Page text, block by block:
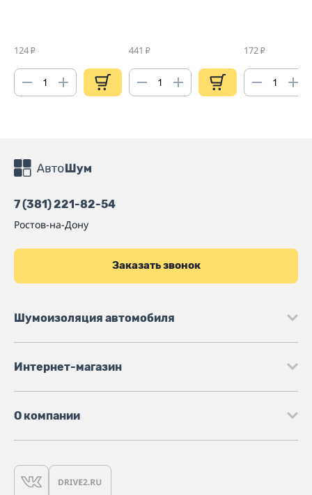
124 ₽ 441 ₽ 172 ₽
7 (381) 221-82-54
Ростов-на-Дону
Заказать звонок
Шумоизоляция автомобиля
Интернет-магазин
О компании